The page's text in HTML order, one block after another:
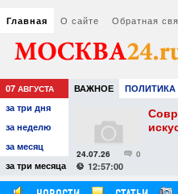
Главная О сайте Обратная
07 АВГУСТА ВАЖНОЕ ПОЛИТИКА
РАЗВЛЕЧЕНИЯ И
за три дня
за неделю
за месяц
за три месяца
и
0
24.07.26
12:57:00